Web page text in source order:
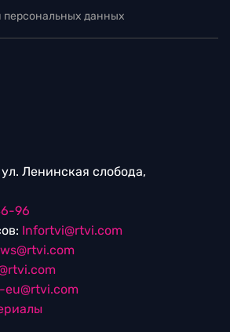
персональных данных
Ленинская слобода,
96
Infortvi@rtvi.com
eu@rtvi.com